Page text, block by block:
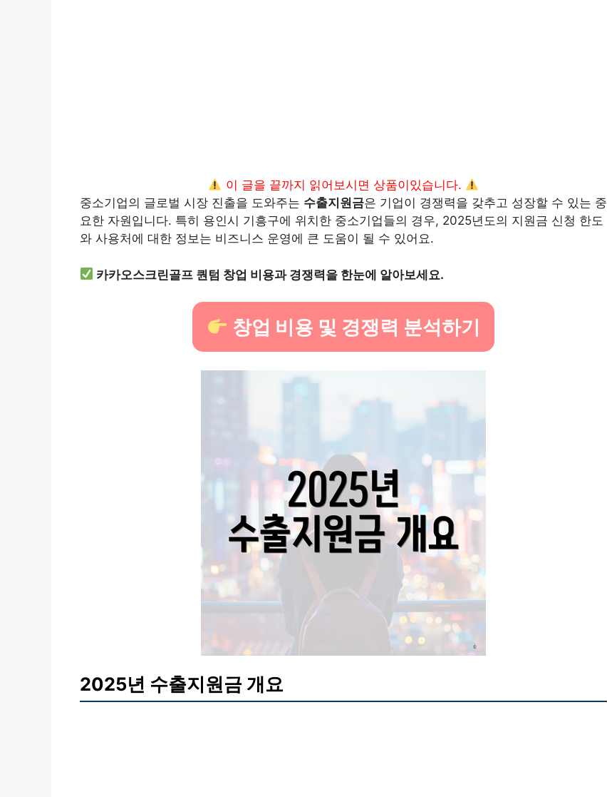
이 글을 끝까지 읽어보시면 상품이있습니다.
중소기업의 글로벌 시장 진출을 도와주는 수출지원금은 기업이 경쟁력을 갖추고 성장할 수 있는 중
요한 자원입니다. 특히 용인시 기흥구에 위치한 중소기업들의 경우, 2025년도의 지원금 신청 한도
와 사용처에 대한 정보는 비즈니스 운영에 큰 도움이 될 수 있어요.
카카오스크린골프 퀀텀 창업 비용과 경쟁력을 한눈에 알아보세요.
창업 비용 및 경쟁력 분석하기
2025년 수출지원금 개요